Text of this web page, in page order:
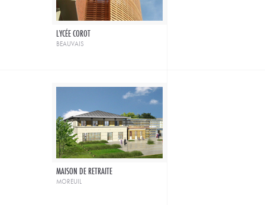
LYCÉE COROT
beauvais
MAISON DE RETRAITE
moreuil